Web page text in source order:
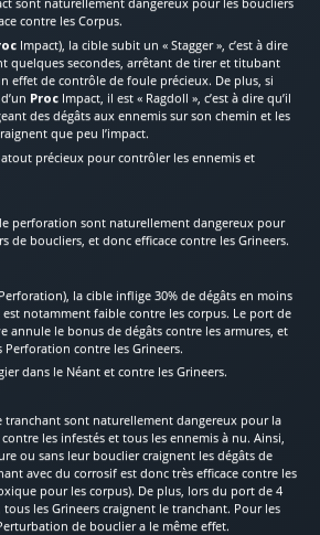
contre les Corpus.
Impact), la cible subit un « Stagger », c’est à dire
quelques secondes, arrêtant de tirer et titubant
effet de contrôle de foule précieux. De plus, si
Proc Impact, il est « Ragdoll », c’est à dire qu’il
des dégâts aux ennemis sur son chemin et les
que peu l’impact.
précieux pour contrôler les ennemis et
perforation sont naturellement dangereux pour
de boucliers, et donc efficace contre les Grineers.
Perforation), la cible inflige 30% de dégâts en moins
notamment faible contre les corpus. Le port de
annule le bonus de dégâts contre les armures, et
contre les Grineers.
dans le Néant et contre les Grineers.
tranchant sont naturellement dangereux pour la
les infestés et tous les ennemis à nu. Ainsi,
ou sans leur bouclier craignent les dégâts de
avec du corrosif est donc très efficace contre les
pour les corpus). De plus, lors du port de 4
les Grineers craignent le tranchant. Pour les
de bouclier a le même effet.